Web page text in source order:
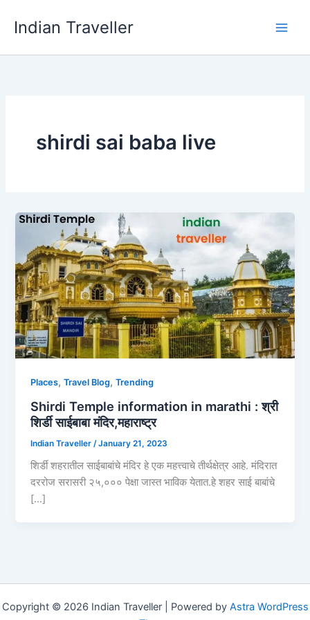
Indian Traveller
shirdi sai baba live
Places,Travel Blog,Trending
Shirdi Temple information in marathi : श्री
शिर्डी साईबाबा मंदिर,महाराष्ट्र
Indian Traveller /January 21, 2023
शिर्डी शहरातील साईबाबांचे मंदिर हे एक महत्त्वाचे तीर्थक्षेत्र आहे. मंदिरात
दररोज सरासरी २५,००० पेक्षा जास्त भाविक येतात.हे शहर साई बाबांचे
[…]
Copyright © 2026 Indian Traveller | Powered by Astra WordPress